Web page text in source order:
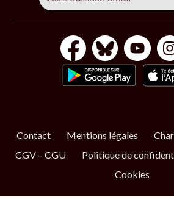
Contact Mentions légales
CGV – CGU
Politique de
Cookies